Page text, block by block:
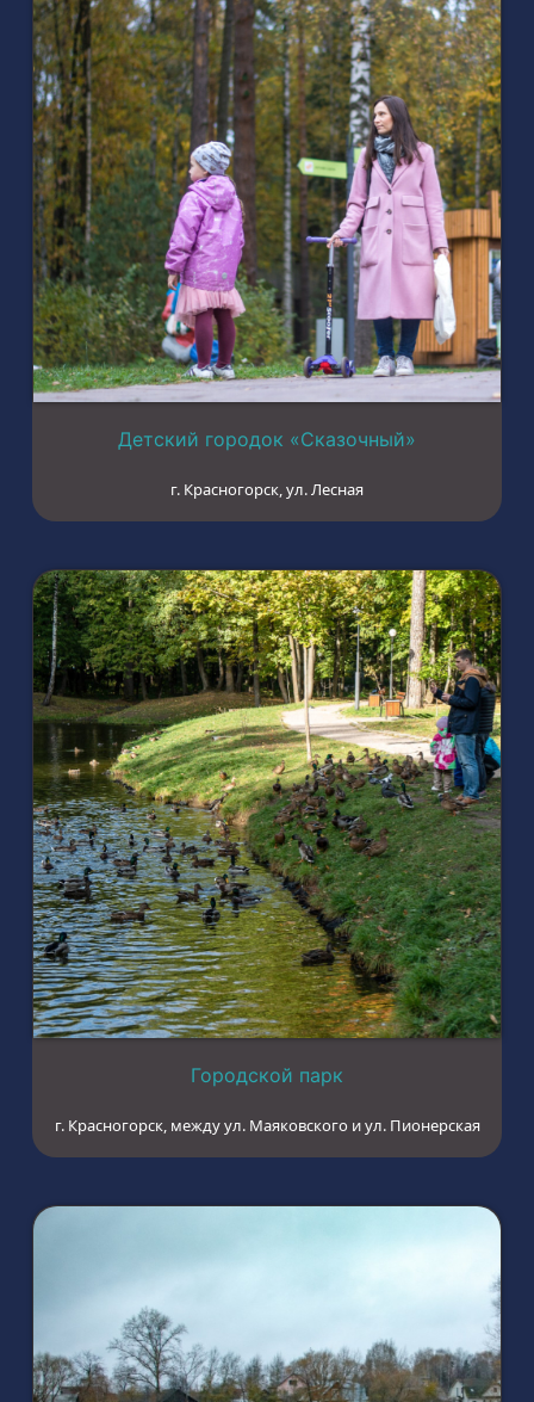
Детский городок «Сказочный»
г. Красногорск, ул. Лесная
Городской парк
г. Красногорск, между ул. Маяковского и ул. Пионерская